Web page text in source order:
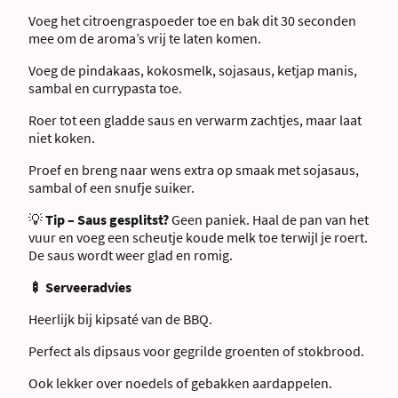
Voeg het citroengraspoeder toe en bak dit 30 seconden
mee om de aroma’s vrij te laten komen.
Voeg de pindakaas, kokosmelk, sojasaus, ketjap manis,
sambal en currypasta toe.
Roer tot een gladde saus en verwarm zachtjes, maar laat
niet koken.
Proef en breng naar wens extra op smaak met sojasaus,
sambal of een snufje suiker.
💡Tip – Saus gesplitst?Geen paniek. Haal de pan van het
vuur en voeg een scheutje koude melk toe terwijl je roert.
De saus wordt weer glad en romig.
🍢 Serveeradvies
Heerlijk bij kipsaté van de BBQ.
Perfect als dipsaus voor gegrilde groenten of stokbrood.
Ook lekker over noedels of gebakken aardappelen.